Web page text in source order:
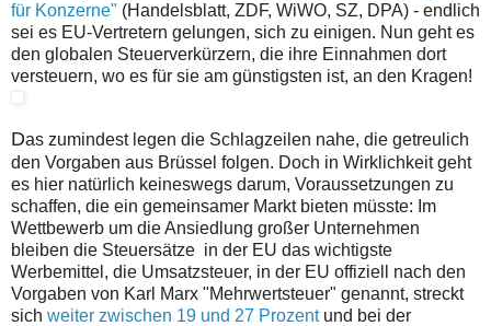
für Konzerne" (Handelsblatt, ZDF, WiWO, SZ, DPA) - endlich
sei es EU-Vertretern gelungen, sich zu einigen. Nun geht es
den globalen Steuerverkürzern, die ihre Einnahmen dort
versteuern, wo es für sie am günstigsten ist, an den Kragen!
Das zumindest legen die Schlagzeilen nahe, die getreulich
den Vorgaben aus Brüssel folgen. Doch in Wirklichkeit geht
es hier natürlich keineswegs darum, Voraussetzungen zu
schaffen, die ein gemeinsamer Markt bieten müsste: Im
Wettbewerb um die Ansiedlung großer Unternehmen
bleiben die Steuersätze in der EU das wichtigste
Werbemittel, die Umsatzsteuer, in der EU offiziell nach den
Vorgaben von Karl Marx "Mehrwertsteuer" genannt, streckt
sich weiter zwischen 19 und 27 Prozentund bei der